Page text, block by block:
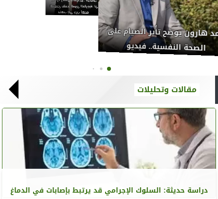
نذهب إلى حرب أهلية
الجندي يوضح أهمية قراءة
الكريم بالتشكيل
مقالات وتحليلات
دراسة حديثة: السلوك الإجرامي قد يرتبط بإصابات في الدماغ